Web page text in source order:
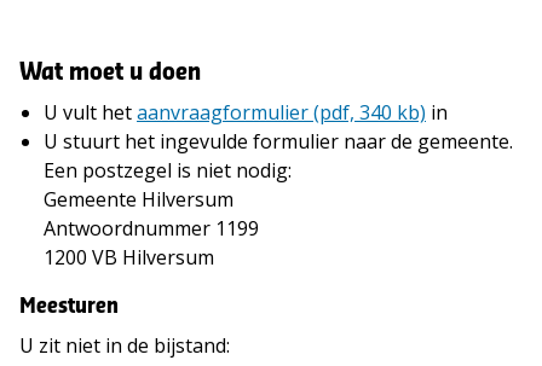
Wat moet u doen
U vult hetaanvraagformulier (pdf, 340 kb) in
U stuurt het ingevulde formulier naar de gemeente.
Een postzegel is niet nodig:
Gemeente Hilversum
Antwoordnummer 1199
1200 VB Hilversum
Meesturen
U zit niet in de bijstand: